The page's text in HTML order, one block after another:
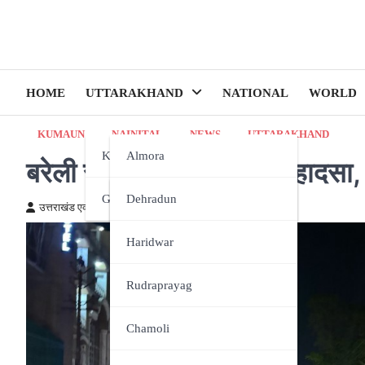
HOME UTTARAKHAND
KumaunAlmora
Bageshwar
Champawat
Nainital
Pithoragarh
GarhwalDehradun
Haridwar
Rudraprayag
Chamoli
NATIONAL WORLD
KUMAUN NAINITAL NEWS UTTARAKHAND
बरेली रोड पर देर रात सड़क
उत्तराखंड एक्स्प्रेस न्यूज़